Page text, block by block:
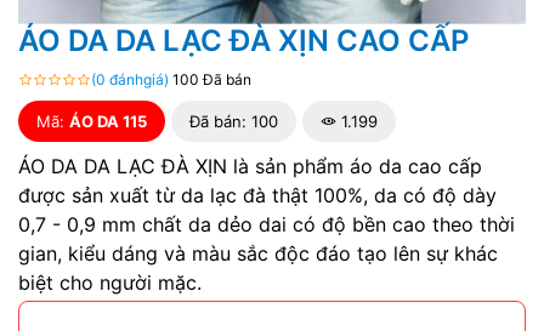
ÁO DA DA LẠC ĐÀ XỊN CAO CẤP
(0 đánhgiá) 100 Đã bán
Mã: ÁO DA 115 Đã bán: 100 1.199
ÁO DA DA LẠC ĐÀ XỊN là sản phẩm áo da cao cấp
được sản xuất từ da lạc đà thật 100%, da có độ dày
0,7 - 0,9 mm chất da dẻo dai có độ bền cao theo thời
gian, kiểu dáng và màu sắc độc đáo tạo lên sự khác
biệt cho người mặc.